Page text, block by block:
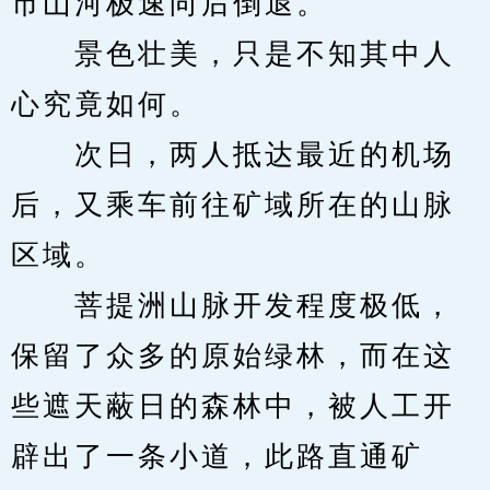
景色壮美，只是不知其中人
心究竟如何。
次日，两人抵达最近的机场
后，又乘车前往矿域所在的山脉
区域。
菩提洲山脉开发程度极低，
保留了众多的原始绿林，而在这
些遮天蔽日的森林中，被人工开
辟出了一条小道，此路直通矿